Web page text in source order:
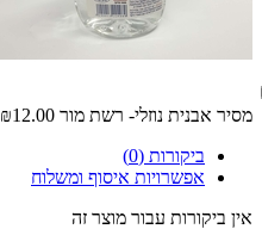
מסיר אבנית נוזלי- רשת מור ₪12.00
ביקורות (0)
אפשרויות איסוף ומשלוח
אין ביקורות עבור מוצר זה